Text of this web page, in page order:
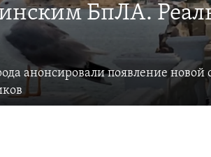
БпЛА.
анонсировали появление новой